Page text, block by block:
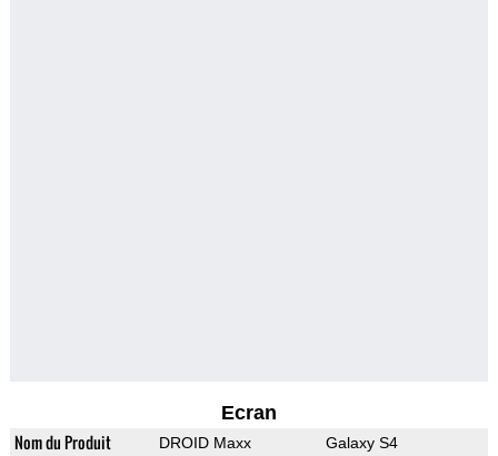
Ecran
Nom du Produit DROID Maxx Galaxy S4